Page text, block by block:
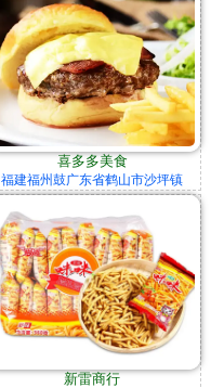
喜多多美食
福建福州鼓广东省鹤山市沙坪镇
新雷商行